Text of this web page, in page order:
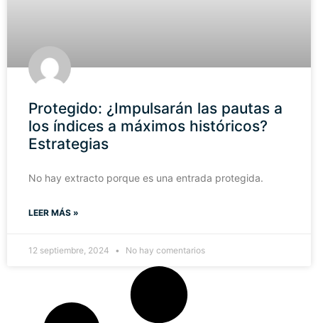
Protegido: ¿Impulsarán las pautas a
los índices a máximos históricos?
Estrategias
No hay extracto porque es una entrada protegida.
LEER MÁS »
12 septiembre, 2024 No hay comentarios